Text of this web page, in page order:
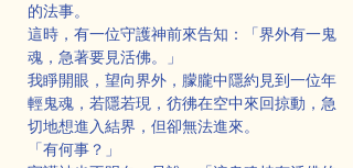
的法事。
這時，有一位守護神前來告知：「界外有一鬼
魂，急著要見活佛。」
我睜開眼，望向界外，朦朧中隱約見到一位年
輕鬼魂，若隱若現，彷彿在空中來回掠動，急
切地想進入結界，但卻無法進來。
「有何事？」